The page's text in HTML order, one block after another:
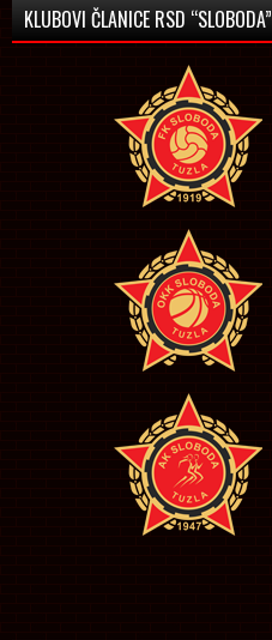
KLUBOVI ČLANICE RSD “SLOBODA”